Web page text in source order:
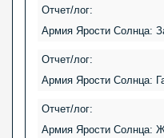
Отчет/лог:
Армия Ярости Солнца:
Отчет/лог:
Армия Ярости Солнца:
Отчет/лог:
Армия Ярости Солнца: